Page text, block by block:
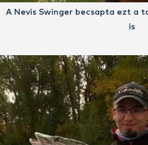
A Nevis Swinger becsapta ezt a
is